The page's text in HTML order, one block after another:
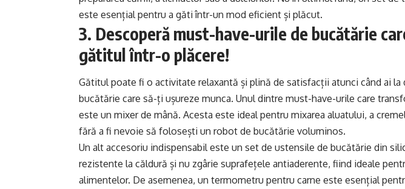
este esențial pentru a găti într-un mod eficient și plăcut.
3. Descoperă must-have-urile de bucătărie
gătitul într-o plăcere!
Gătitul poate fi o activitate relaxantă și plină de satisfacții atunci când ai
bucătărie care să-ți ușureze munca. Unul dintre must-have-urile care
este un mixer de mână. Acesta este ideal pentru mixarea aluatului, a
fără a fi nevoie să folosești un robot de bucătărie voluminos.
Un alt accesoriu indispensabil este un set de ustensile de bucătărie din
rezistente la căldură și nu zgârie suprafețele antiaderente, fiind ideale
alimentelor. De asemenea, un termometru pentru carne este esențial